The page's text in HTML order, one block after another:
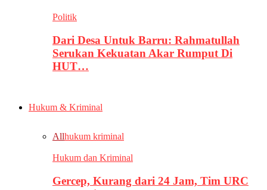
Politik
Dari Desa Untuk Barru: Rahmatullah
Serukan Kekuatan Akar Rumput Di
HUT…
Hukum & Kriminal
Allhukum kriminal
Hukum dan Kriminal
Gercep, Kurang dari 24 Jam, Tim URC